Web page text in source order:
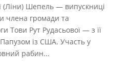
(Ліни) Шепель — випускниці
члена громади та
Тови Рут Рудасьової — з її
із США. Участь у
рабин...